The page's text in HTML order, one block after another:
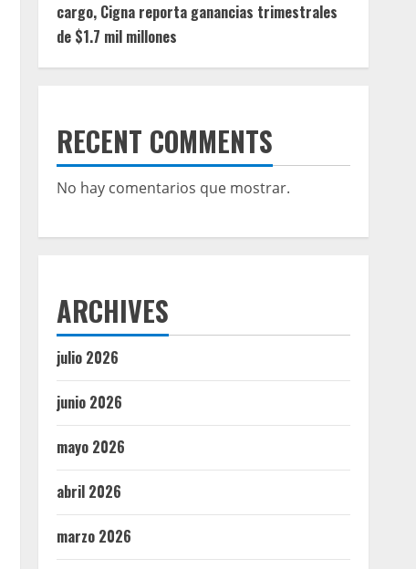
cargo, Cigna reporta ganancias trimestrales
de $1.7 mil millones
RECENT COMMENTS
No hay comentarios que mostrar.
ARCHIVES
julio 2026
junio 2026
mayo 2026
abril 2026
marzo 2026